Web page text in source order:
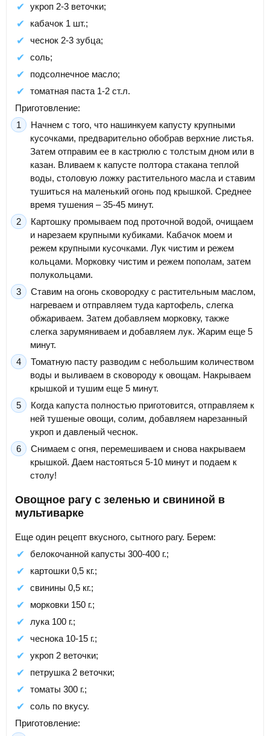
укроп 2-3 веточки;
кабачок 1 шт.;
чеснок 2-3 зубца;
соль;
подсолнечное масло;
томатная паста 1-2 ст.л.
Приготовление:
Начнем с того, что нашинкуем капусту крупными
кусочками, предварительно обобрав верхние листья.
Затем отправим ее в кастрюлю с толстым дном или в
казан. Вливаем к капусте полтора стакана теплой
воды, столовую ложку растительного масла и ставим
тушиться на маленький огонь под крышкой. Среднее
время тушения – 35-45 минут.
Картошку промываем под проточной водой, очищаем
и нарезаем крупными кубиками. Кабачок моем и
режем крупными кусочками. Лук чистим и режем
кольцами. Морковку чистим и режем пополам, затем
полукольцами.
Ставим на огонь сковородку с растительным маслом,
нагреваем и отправляем туда картофель, слегка
обжариваем. Затем добавляем морковку, также
слегка зарумяниваем и добавляем лук. Жарим еще 5
минут.
Томатную пасту разводим с небольшим количеством
воды и выливаем в сковороду к овощам. Накрываем
крышкой и тушим еще 5 минут.
Когда капуста полностью приготовится, отправляем к
ней тушеные овощи, солим, добавляем нарезанный
укроп и давленый чеснок.
Снимаем с огня, перемешиваем и снова накрываем
крышкой. Даем настояться 5-10 минут и подаем к
столу!
Овощное рагу с зеленью и свининой в
мультиварке
Еще один рецепт вкусного, сытного рагу. Берем:
белокочанной капусты 300-400 г.;
картошки 0,5 кг.;
свинины 0,5 кг.;
морковки 150 г.;
лука 100 г.;
чеснока 10-15 г.;
укроп 2 веточки;
петрушка 2 веточки;
томаты 300 г.;
соль по вкусу.
Приготовление: